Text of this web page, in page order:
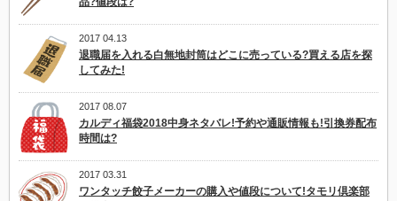
2017 04.13
退職届を入れる白無地封筒はどこに売っている?買える店を探
してみた!
2017 08.07
カルディ福袋2018中身ネタバレ!予約や通販情報も!引換券配布
時間は?
2017 03.31
ワンタッチ餃子メーカーの購入や値段について!タモリ倶楽部